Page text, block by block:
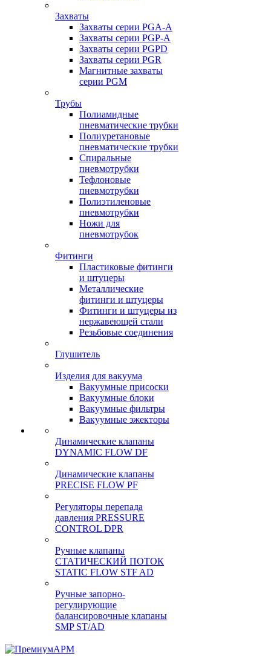
Захваты
Захваты серии PGA-A
Захваты серии PGP-A
Захваты серии PGPD
Захваты серии PGR
Магнитные захваты
серии PGM
Трубы
Полиамидные
пневматические трубки
Полиуретановые
пневматические трубки
Спиральные
пневмотрубки
Тефлоновые
пневмотрубки
Полиэтиленовые
пневмотрубки
Ножи для
пневмотрубок
Фитинги
Пластиковые фитинги
и штуцеры
Металлические
фитинги и штуцеры
Фитинги и штуцеры из
нержавеющей стали
Резьбовые соединения
Глушитель
Изделия для вакуума
Вакуумные присоски
Вакуумные блоки
Вакуумные фильтры
Вакуумные эжекторы
Динамические клапаны
DYNAMIC FLOW DF
Динамические клапаны
PRECISE FLOW PF
Регуляторы перепада
давления PRESSURE
CONTROL DPR
Ручные клапаны
СТАТИЧЕСКИЙ ПОТОК
STATIC FLOW STF AD
Ручные запорно-
регулирующие
балансировочные клапаны
SMP ST/AD